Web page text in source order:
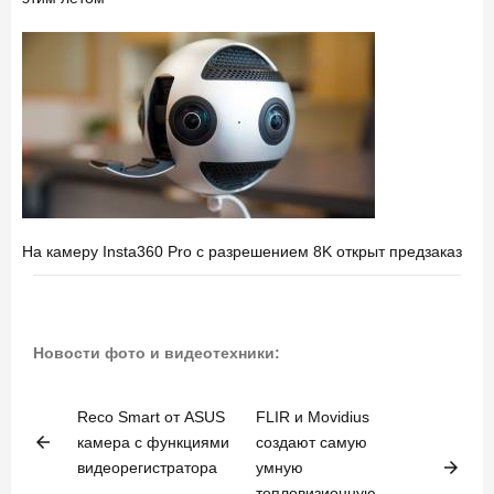
На камеру Insta360 Pro с разрешением 8K открыт предзаказ
Новости фото и видеотехники:
arrow_back
Reco Smart от ASUS
камера с функциями
видеорегистратора
FLIR и Movidius
создают самую
умную
arrow_forward